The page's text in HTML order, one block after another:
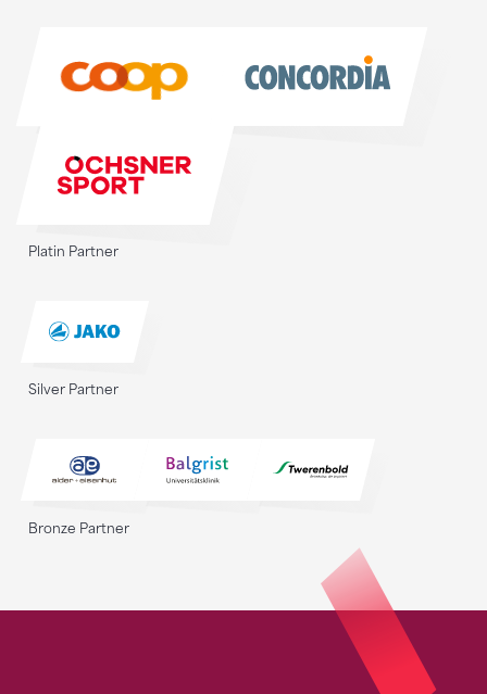
Platin Partner
Silver Partner
Bronze Partner